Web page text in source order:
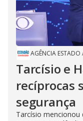
AGÊNCIA ESTADO
Tarcísio e
recíprocas
segurança
Tarcísio